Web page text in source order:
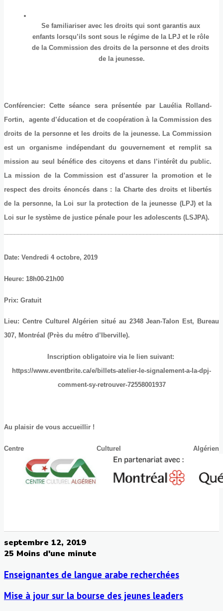
Se familiariser avec les droits qui sont garantis aux
enfants lorsqu’ils sont sous le régime de la LPJ et le rôle
de la Commission des droits de la personne et des droits
de la jeunesse.
Conférencier: Cette séance sera présentée par
Lauélia Rolland-
Fortin,
agente d’éducation et de coopération à la Commission des
droits de la personne et les droits de la jeunesse. La Commission
est un organisme indépendant du gouvernement et remplit sa
mission au seul bénéfice des citoyens et dans l’intérêt du public.
La mission de la Commission est d’assurer la promotion et le
respect des droits énoncés dans : la Charte des droits et libertés
de la personne, la Loi sur la protection de la jeunesse (LPJ) et la
Loi sur le système de justice pénale pour les adolescents (LSJPA).
Date: Vendredi 4 octobre, 2019
Heure: 18h00-21h00
Prix: Gratuit
Lieu: Centre Culturel Algérien situé au 2348 Jean-Talon Est, Bureau
307, Montréal (Près du métro d’Iberville).
Inscription obligatoire via le lien suivant:
https://www.eventbrite.ca/e/billets-atelier-le-signalement-a-la-dpj-
comment-sy-retrouver-72558001937
Au plaisir de vous accueillir !
Centre Culturel Algérien
septembre 12, 2019
25 Moins d'une minute
Enseignantes de langue arabe recherchées
Mise à jour sur la bourse des jeunes leaders